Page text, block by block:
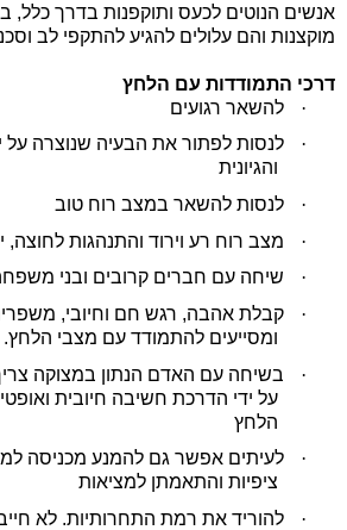
אנשים הנוטים לכעס ותוקפנות בדרך כלל,
מוקצנות והם עלולים להגיע להתקפי לב
דרכי התמודדות עם הלחץ
·
להשאר רגועים
·
לנסות לפתור את הבעיה שנוצרה על
והגיונית
·
לנסות להשאר במצב רוח טוב
·
מצב רוח רע וירוד והתנהגות לחוצה,
·
שיחה עם חברים קרובים ובני
·
קבלת אהבה, רגש חם וחיובי,
ומסייעים להתמודד עם מצבי הלחץ.
·
בשיחה עם האדם הנתון במצוקה
על ידי הדרכת חשיבה חיובית
הלחץ
·
לעיתים אפשר גם להמנע מכניסה
ציפיות והתאמתן למציאות
·
להוריד את רמת התחרותיות. לא